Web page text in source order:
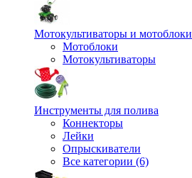
Мотокультиваторы и мотоблоки
Мотоблоки
Мотокультиваторы
Инструменты для полива
Коннекторы
Лейки
Опрыскиватели
Все категории (6)